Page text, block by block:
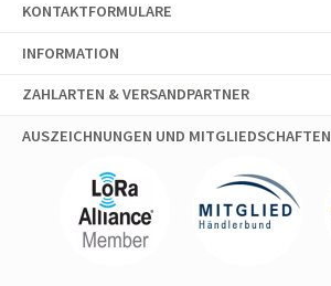
KONTAKTFORMULARE
INFORMATION
ZAHLARTEN & VERSANDPARTNER
AUSZEICHNUNGEN UND MITGLIEDSCHAFTEN